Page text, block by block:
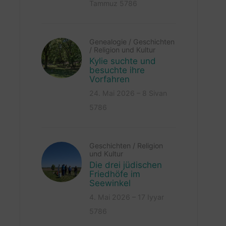
Genealogie / Geschichten
/ Religion und Kultur
Kylie suchte und
besuchte ihre
Vorfahren
Geschichten / Religion
und Kultur
Die drei jüdischen
Friedhöfe im
Seewinkel